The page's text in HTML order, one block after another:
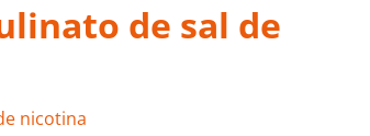
de sal de
nicotina